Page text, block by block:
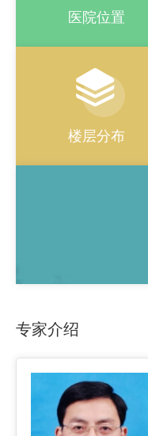
医院位置

楼层分布
专家介绍